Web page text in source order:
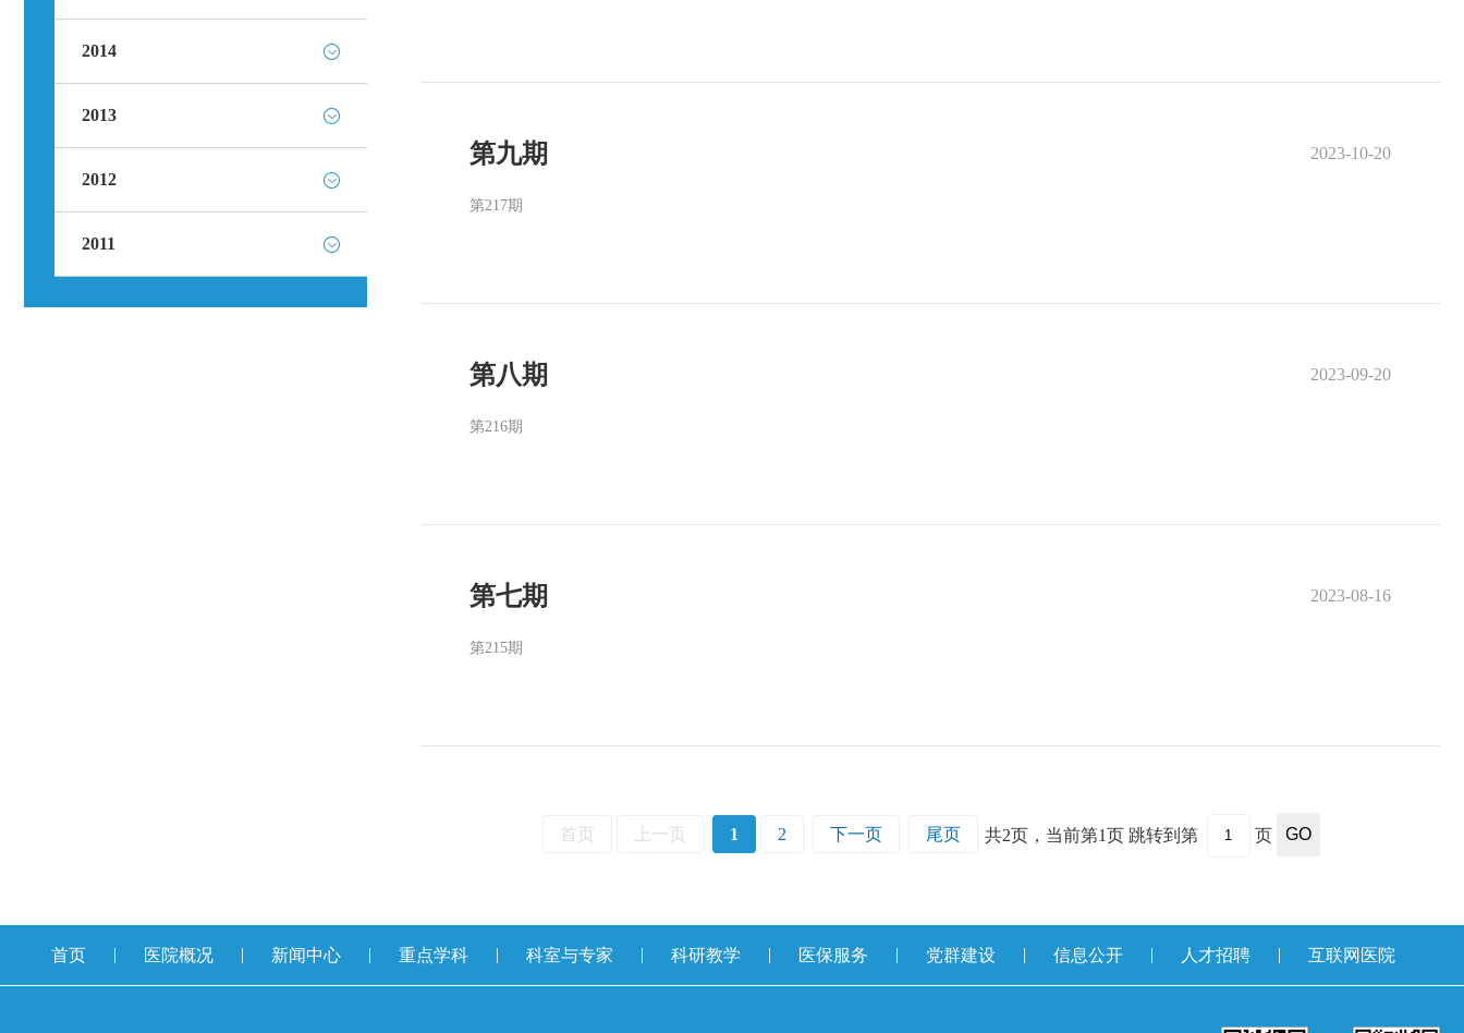
2014
2013
2012
2011
第九期 2023-10-20
第217期
第八期 2023-09-20
第216期
第七期 2023-08-16
第215期
首页 上一页 1 2 下一页 尾页 共2页，当前第1页 跳转到第 页 GO
首页 | 医院概况 | 新闻中心 | 重点学科 | 科室与专家 | 科研教学 | 医保服务 | 党群建设 | 信息公开 | 人才招聘 | 互联网医院